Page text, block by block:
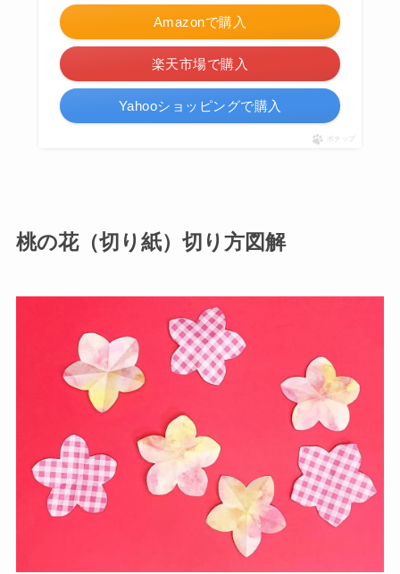
Amazonで購入
楽天市場で購入
Yahooショッピングで購入
ポチップ
桃の花（切り紙）切り方図解